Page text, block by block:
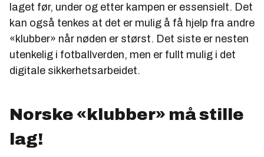
laget før, under og etter kampen er essensielt. Det
kan også tenkes at det er mulig å få hjelp fra andre
«klubber» når nøden er størst. Det siste er nesten
utenkelig i fotballverden, men er fullt mulig i det
digitale sikkerhetsarbeidet.
Norske «klubber» må stille
lag!